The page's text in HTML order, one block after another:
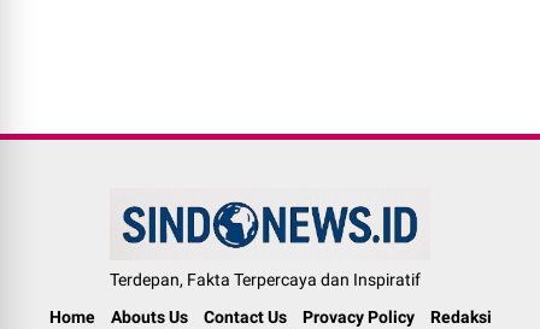
Terdepan, Fakta Terpercaya dan Inspiratif
Home
Abouts Us Contact Us Provacy Policy
Redaksi